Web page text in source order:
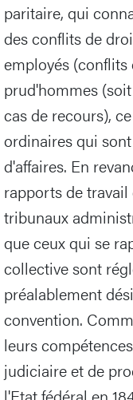
paritaire, qui
des conflits de
employés (conflits
prud'hommes
cas de recours),
ordinaires qui
d'affaires. En
rapports de
tribunaux
que ceux qui se
collective sont
préalablement
convention.
leurs
judiciaire et de